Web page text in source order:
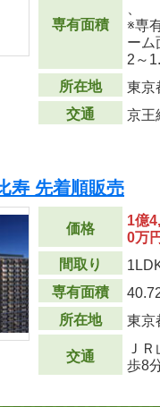
専有面積
※専
ーム
2 ～
所在地
東京
交通
京王
寿 先着順販売
価格
1億
0万円
間取り
専有面積
所在地
東京
交通
Ｊ
歩8